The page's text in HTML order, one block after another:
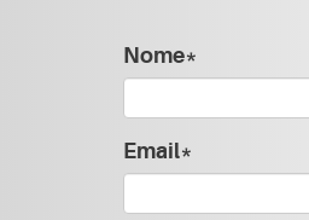
Nome*
Email*